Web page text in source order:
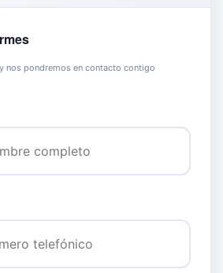
nos pondremos en contacto contigo